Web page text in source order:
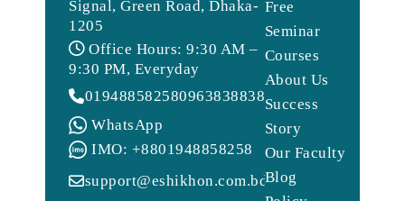
Signal, Green Road, Dhaka-
1205
Office Hours: 9:30 AM –
9:30 PM, Everyday
0194885825809638388388
WhatsApp
IMO: +8801948858258
support@eshikhon.com.bd
Free
Seminar
Courses
About Us
Success
Story
Our Faculty
Blog